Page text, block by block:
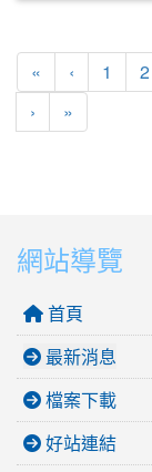
« 第一頁
‹ 上一頁
1 2
› 下一頁
»
網站導覽
首頁
最新消息
檔案下載
好站連結